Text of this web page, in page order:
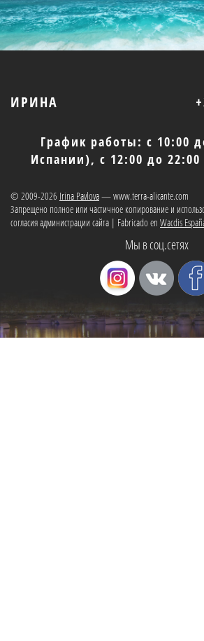
ИРИНА
График работы: с 10:00
Испании), с 12:00 до
© 2009-2026 Irina Pavlova— www.terra-alicante.com
Запрещено полное или частичное копирование и
согласия администрации сайта | Fabricado en Wacdis
Мы в соц.сетях